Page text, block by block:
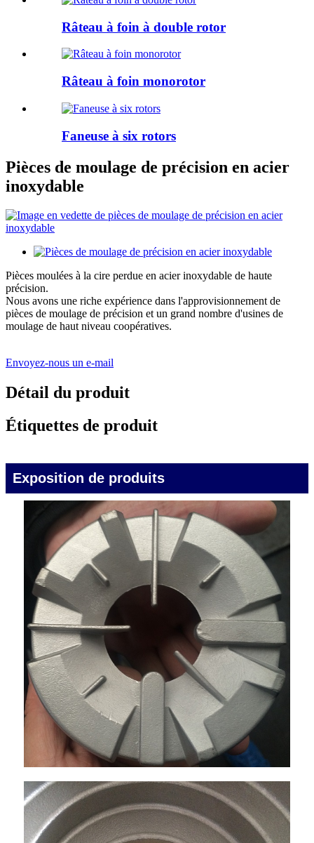
Râteau à foin à double rotor
Râteau à foin monorotor
Faneuse à six rotors
Pièces de moulage de précision en acier
inoxydable
Pièces moulées à la cire perdue en acier inoxydable de haute
précision.
Nous avons une riche expérience dans l'approvisionnement de
pièces de moulage de précision et un grand nombre d'usines de
moulage de haut niveau coopératives.
Envoyez-nous un e-mail
Détail du produit
Étiquettes de produit
Exposition de produits